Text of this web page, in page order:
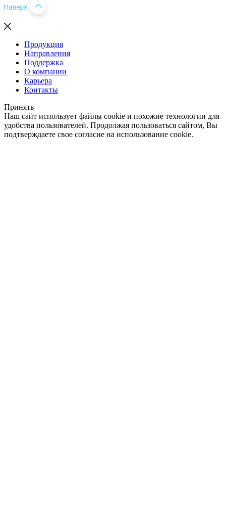
Продукция
Направления
Поддержка
О компании
Карьера
Контакты
Принять
Наш сайт использует файлы cookie и похожие технологии для
удобства пользователей. Продолжая пользоваться сайтом, Вы
подтверждаете свое согласие на использование cookie.